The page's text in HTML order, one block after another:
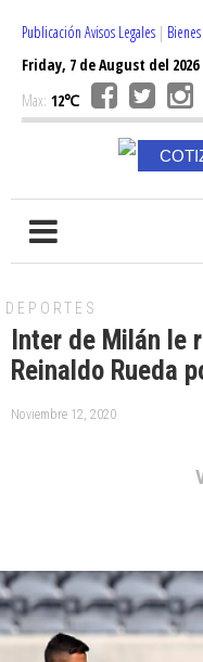
Publicación Avisos Legales |
Friday, 7 de August del 2026
Max: 12℃
DEPORTES
Inter de Milán le
Reinaldo Rueda
Noviembre 12, 2020